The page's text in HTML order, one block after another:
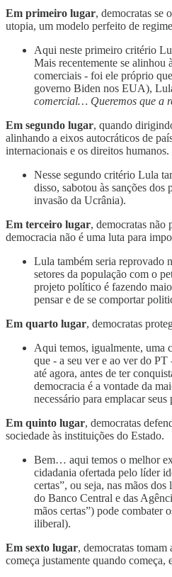
Em primeiro lugar, democratas se
utopia, um modelo perfeito de
Aqui neste primeiro critério
Mais recentemente se alinhou
comerciais - foi ele próprio
governo Biden nos EUA),
comercial… Queremos que a
Em segundo lugar, quando
alinhando a eixos autocráticos de
internacionais e os direitos humanos.
Nesse segundo critério Lula
disso, sabotou às sanções
invasão da Ucrânia).
Em terceiro lugar, democratas não
democracia não é uma luta para
Lula também seria reprovado
setores da população com o
projeto político é fazendo
pensar e de se comportar
Em quarto lugar, democratas
Aqui temos, igualmente, uma
que - a seu ver e ao ver do
até agora, antes de ter
democracia é a vontade da
necessário para emplacar
Em quinto lugar, democratas
sociedade às instituições do Estado.
Bem… aqui temos o melhor
cidadania ofertada pelo líder
certas”, ou seja, nas mãos
do Banco Central e das
mãos certas”) pode combater
iliberal).
Em sexto lugar, democratas
começa justamente quando